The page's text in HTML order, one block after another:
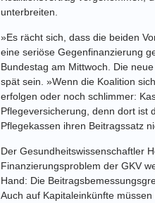
unterbreiten.
»Es rächt sich, dass die beiden
eine seriöse Gegenfinanzierung
Bundestag am Mittwoch. Die
spät sein. »Wenn die Koalition
erfolgen oder noch schlimmer:
Pflegeversicherung, denn dort ist
Pflegekassen ihren Beitragssatz
Der Gesundheitswissenschaftler
Finanzierungsproblem der GKV
Hand: Die
Auch auf Kapitaleinkünfte